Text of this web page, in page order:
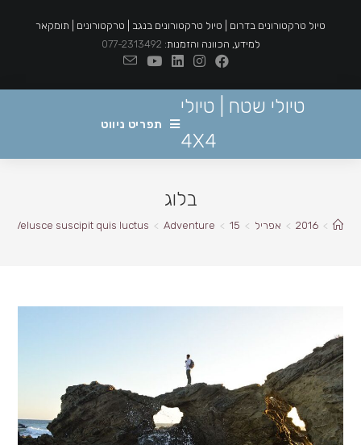
טיול טרקטורונים בדרום | טיול טרקטורונים בנגב | טרקטורונים | תומקאר
למידע, הכוונה והזמנות: 077-2313492
טיולי שטח | טיולי
4X4
תפריט ניווט
בלוג
>
2016
> אפריל >
15
>
Adventure
>
Velusce suscipit quis luctus